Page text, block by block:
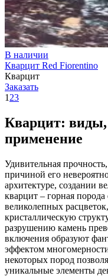
В наличии
Кварцит Red Fiorentino
Кварцит
Заказать
1 23
Кварцит:
применение
Удивительная
причиной его
архитектуре, создании
кварцит – горная порода
великолепных
кристаллическую
разрушению камень
включения образуют
эффектом
некоторых пород
уникальные элементы